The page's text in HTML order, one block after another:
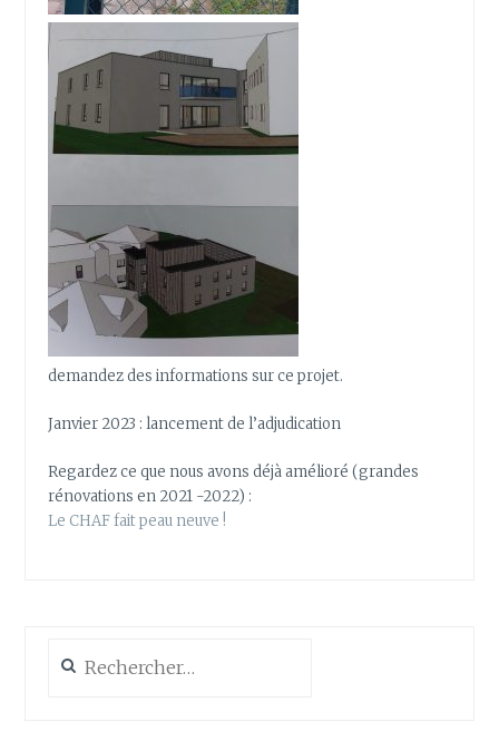
demandez des informations sur ce projet.
Janvier 2023 : lancement de l’adjudication
Regardez ce que nous avons déjà amélioré (grandes
rénovations en 2021 -2022) :
Le CHAF fait peau neuve !